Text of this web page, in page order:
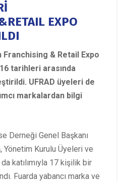
EXPO
Franchising & Retail Expo
tarihleri arasında
UFRAD üyeleri de
markalardan bilgi
Derneği Genel Başkanı
Yönetim Kurulu Üyeleri ve
katılımıyla 17 kişilik bir
Fuarda yabancı marka ve